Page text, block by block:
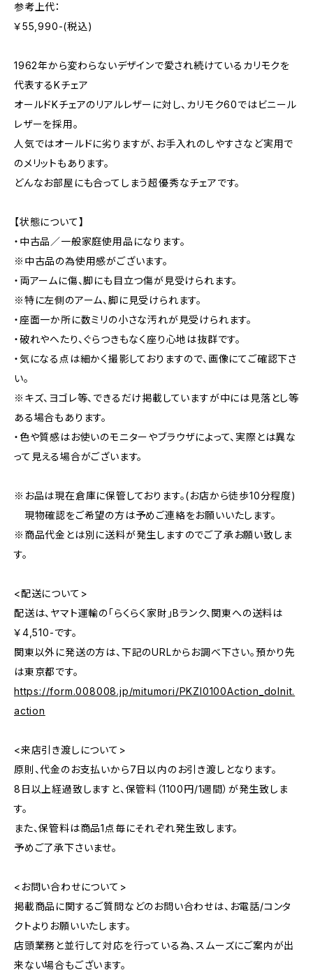
参考上代：
￥55,990-(税込)
1962年から変わらないデザインで愛され続けているカリモクを
代表するKチェア
オールドKチェアのリアルレザーに対し、カリモク60ではビニール
レザーを採用。
人気ではオールドに劣りますが、お手入れのしやすさなど実用で
のメリットもあります。
どんなお部屋にも合ってしまう超優秀なチェアです。
【状態について】
・中古品／一般家庭使用品になります。
※中古品の為使用感がございます。
・両アームに傷、脚にも目立つ傷が見受けられます。
※特に左側のアーム、脚に見受けられます。
・座面一か所に数ミリの小さな汚れが見受けられます。
・破れやへたり、ぐらつきもなく座り心地は抜群です。
・気になる点は細かく撮影しておりますので、画像にてご確認下さ
い。
※キズ、ヨゴレ等、できるだけ掲載していますが中には見落とし等
ある場合もあります。
・色や質感はお使いのモニターやブラウザによって、実際とは異な
って見える場合がございます。
※お品は現在倉庫に保管しております。(お店から徒歩10分程度)
現物確認をご希望の方は予めご連絡をお願いいたします。
※商品代金とは別に送料が発生しますのでご了承お願い致しま
す。
<配送について>
配送は、ヤマト運輸の「らくらく家財」Bランク、関東への送料は
￥4,510-です。
関東以外に発送の方は、下記のURLからお調べ下さい。預かり先
は東京都です。
https://form.008008.jp/mitumori/PKZI0100Action_doInit.
action
<来店引き渡しについて>
原則、代金のお支払いから7日以内のお引き渡しとなります。
8日以上経過致しますと、保管料（1100円/1週間）が発生致しま
す。
また、保管料は商品1点毎にそれぞれ発生致します。
予めご了承下さいませ。
<お問い合わせについて>
掲載商品に関するご質問などのお問い合わせは、お電話/コンタ
クトよりお願いいたします。
店頭業務と並行して対応を行っている為、スムーズにご案内が出
来ない場合もございます。